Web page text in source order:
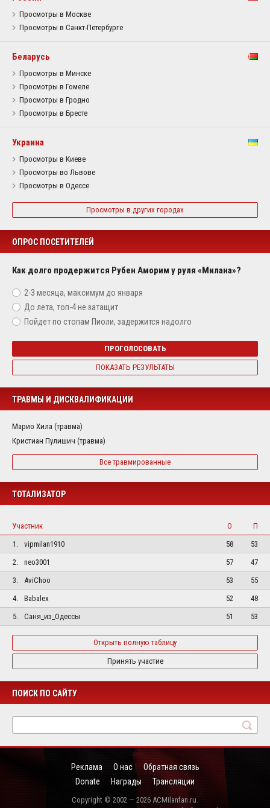
Просмотры в Москве
Просмотры в Санкт-Петербурге
Беларусь
Просмотры в Минске
Просмотры в Гомеле
Просмотры в Гродно
Просмотры в Бресте
Украина
Просмотры в Киеве
Просмотры во Львове
Просмотры в Одессе
Просмотры в других городах
ОПРОС ПОСЕТИТЕЛЕЙ
Как долго продержится Рубен Аморим у руля «Милана»?
2-3 месяца, максимум до января
До лета, топ-4 не затащит
Пойдет по стопам Пиоли, задержится надолго
ПРОГОЛОСОВАТЬ
ПОКАЗАТЬ РЕЗУЛЬТАТЫ
ТРАВМЫ И ДИСКВАЛИФИКАЦИИ
Марио Хила (травма)
Кристиан Пулишич (травма)
Все травмированные
ТОТАЛИЗАТОР
Участник О
П
1.
vipmilan1910 58
53
2.
neo3001 57
47
3.
AviChoo 53
55
4.
Babalex 52
48
5.
Саня_из_Одессы 51 53
Открыть полную таблицу
Принять участие
ПОИСК ПО САЙТУ
Реклама О нас
Обратная связь
Donate
Награды Трансляции
Copyright © 2002 — 2026 ACMilanfan.ru.